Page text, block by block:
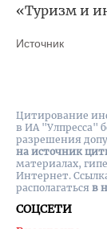
«Туризм и
Источник
СОЦСЕТИ
Цитирование
в ИА "Улпресса"
разрешения
на источник
материалах,
Интернет.
располагаться в